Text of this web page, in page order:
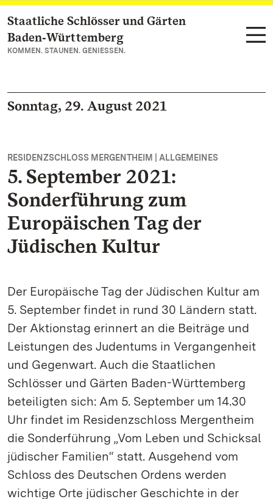
Zum Hauptinhalt springen
Staatliche Schlösser und Gärten
Baden‑Württemberg
KOMMEN. STAUNEN. GENIESSEN.
Sonntag, 29. August 2021
RESIDENZSCHLOSS MERGENTHEIM | ALLGEMEINES
5. September 2021:
Sonderführung zum
Europäischen Tag der
Jüdischen Kultur
Der Europäische Tag der Jüdischen Kultur am
5. September findet in rund 30 Ländern statt.
Der Aktionstag erinnert an die Beiträge und
Leistungen des Judentums in Vergangenheit
und Gegenwart. Auch die Staatlichen
Schlösser und Gärten Baden-Württemberg
beteiligten sich: Am 5. September um 14.30
Uhr findet im Residenzschloss Mergentheim
die Sonderführung „Vom Leben und Schicksal
jüdischer Familien“ statt. Ausgehend vom
Schloss des Deutschen Ordens werden
wichtige Orte jüdischer Geschichte in der